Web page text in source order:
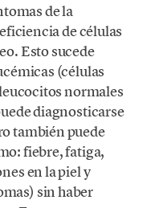
de la
de células
Esto sucede
(células
normales
diagnosticarse
también puede
fiebre, fatiga,
en la piel y
sin haber